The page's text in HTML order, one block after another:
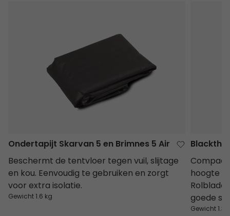
Ondertapijt Skarvan 5 en Brimnes 5 Air
Beschermt de tentvloer tegen vuil, slijtage
en kou. Eenvoudig te gebruiken en zorgt
voor extra isolatie.
Gewicht 1.6 kg
hoogte
goede
Gewicht